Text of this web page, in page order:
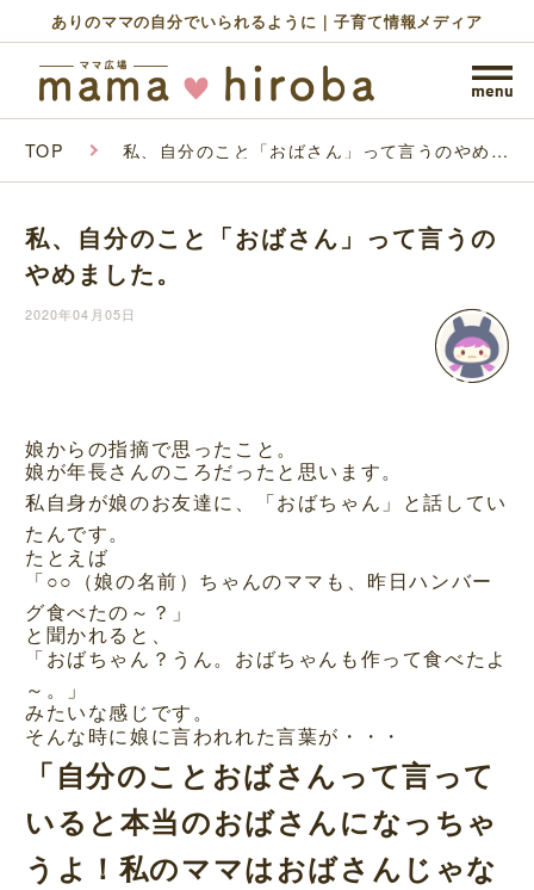
ありのママの自分でいられるように｜子育て情報メディア
TOP 私、自分のこと「おばさん」って言うのやめま
私、自分のこと「おばさん」って言うの
やめました。
2020年04月05日
娘からの指摘で思ったこと。
娘が年長さんのころだったと思います。
私自身が娘のお友達に、「おばちゃん」と話してい
たんです。
たとえば
「○○（娘の名前）ちゃんのママも、昨日ハンバー
グ食べたの～？」
と聞かれると、
「おばちゃん？うん。おばちゃんも作って食べたよ
～。」
みたいな感じです。
そんな時に娘に言われれた言葉が・・・
「自分のことおばさんって言って
いると本当のおばさんになっちゃ
うよ！私のママはおばさんじゃな